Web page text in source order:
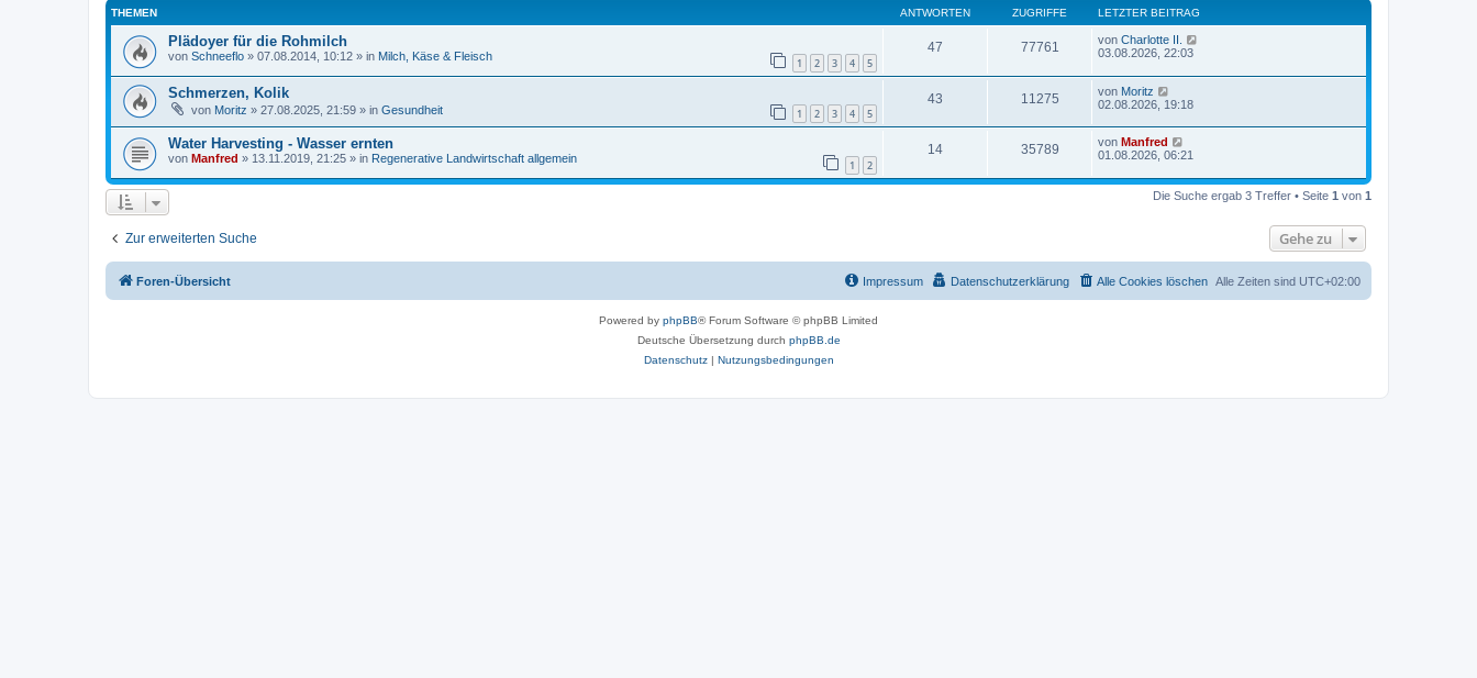
THEMEN ANTWORTEN ZUGRIFFE LETZTER BEITRAG
Plädoyer für die Rohmilch
von Schneeflo » 07.08.2014, 10:12 » in Milch, Käse & Fleisch 1 2 3 4 5
47 77761 von Charlotte II.
03.08.2026, 22:03
Schmerzen, Kolik
von Moritz » 27.08.2025, 21:59 » in Gesundheit 1 2 3 4 5
43 11275 von Moritz
02.08.2026, 19:18
Water Harvesting - Wasser ernten
von Manfred » 13.11.2019, 21:25 » in Regenerative Landwirtschaft allgemein 1 2
14 35789 von Manfred
01.08.2026, 06:21
Die Suche ergab 3 Treffer • Seite 1 von 1
Zur erweiterten Suche Gehe zu
Foren-Übersicht Alle Zeiten sind UTC+02:00
Alle Cookies löschen
Datenschutzerklärung
Impressum
Powered by phpBB® Forum Software © phpBB Limited
Deutsche Übersetzung durch phpBB.de
Datenschutz| Nutzungsbedingungen